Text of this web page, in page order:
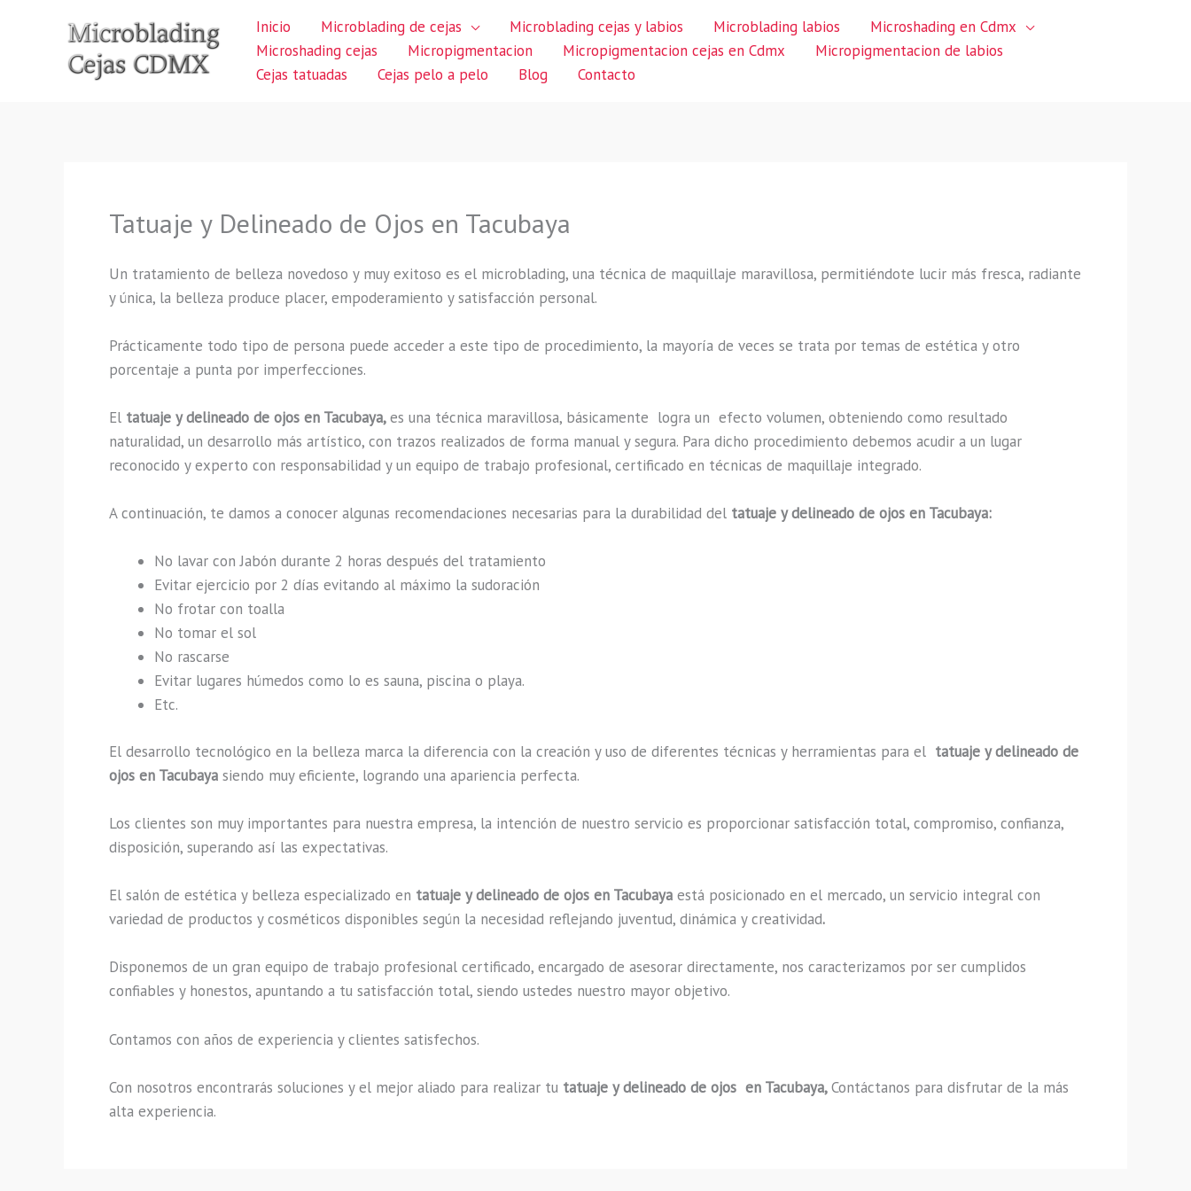
Inicio Microblading de cejas Microblading cejas y labios Microblading labios
Microshading en Cdmx
Microshading cejas
Micropigmentacion Micropigmentacion cejas en Cdmx
Micropigmentacion de labios
Cejas tatuadas
Cejas pelo a pelo Blog Contacto
Tatuaje y Delineado de Ojos en Tacubaya
Un tratamiento de belleza novedoso y muy exitoso es el microblading, una técnica de maquillaje maravillosa, permitiéndote lucir más fresca, radiante
y única, la belleza produce placer, empoderamiento y satisfacción personal.
Prácticamente todo tipo de persona puede acceder a este tipo de procedimiento, la mayoría de veces se trata por temas de estética y otro
porcentaje a punta por imperfecciones.
El tatuaje y delineado de ojos en Tacubaya,es una técnica maravillosa, básicamente logra un efecto volumen, obteniendo como resultado
naturalidad, un desarrollo más artístico, con trazos realizados de forma manual y segura. Para dicho procedimiento debemos acudir a un lugar
reconocido y experto con responsabilidad y un equipo de trabajo profesional, certificado en técnicas de maquillaje integrado.
A continuación, te damos a conocer algunas recomendaciones necesarias para la durabilidad del tatuaje y delineado de ojos en Tacubaya:
No lavar con Jabón durante 2 horas después del tratamiento
Evitar ejercicio por 2 días evitando al máximo la sudoración
No frotar con toalla
No tomar el sol
No rascarse
Evitar lugares húmedos como lo es sauna, piscina o playa.
Etc.
El desarrollo tecnológico en la belleza marca la diferencia con la creación y uso de diferentes técnicas y herramientas para el tatuaje y delineado de
ojos en Tacubaya siendo muy eficiente, logrando una apariencia perfecta.
Los clientes son muy importantes para nuestra empresa, la intención de nuestro servicio es proporcionar satisfacción total, compromiso, confianza,
disposición, superando así las expectativas.
El salón de estética y belleza especializado en tatuaje y delineado de ojos en Tacubaya está posicionado en el mercado, un servicio integral con
variedad de productos y cosméticos disponibles según la necesidad reflejando juventud, dinámica y creatividad.
Disponemos de un gran equipo de trabajo profesional certificado, encargado de asesorar directamente, nos caracterizamos por ser cumplidos
confiables y honestos, apuntando a tu satisfacción total, siendo ustedes nuestro mayor objetivo.
Contamos con años de experiencia y clientes satisfechos.
Con nosotros encontrarás soluciones y el mejor aliado para realizar tu tatuaje y delineado de ojos en Tacubaya,Contáctanos para disfrutar de la más
alta experiencia.